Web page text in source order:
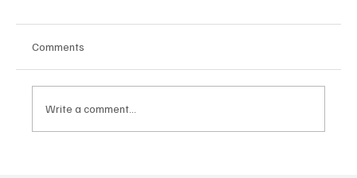
Comments
Write a comment...